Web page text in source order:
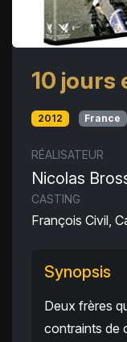
10 jours
2012 France
RÉALISATEUR
Nicolas
CASTING
François Civil,
Synopsis
Deux frères
contraints de